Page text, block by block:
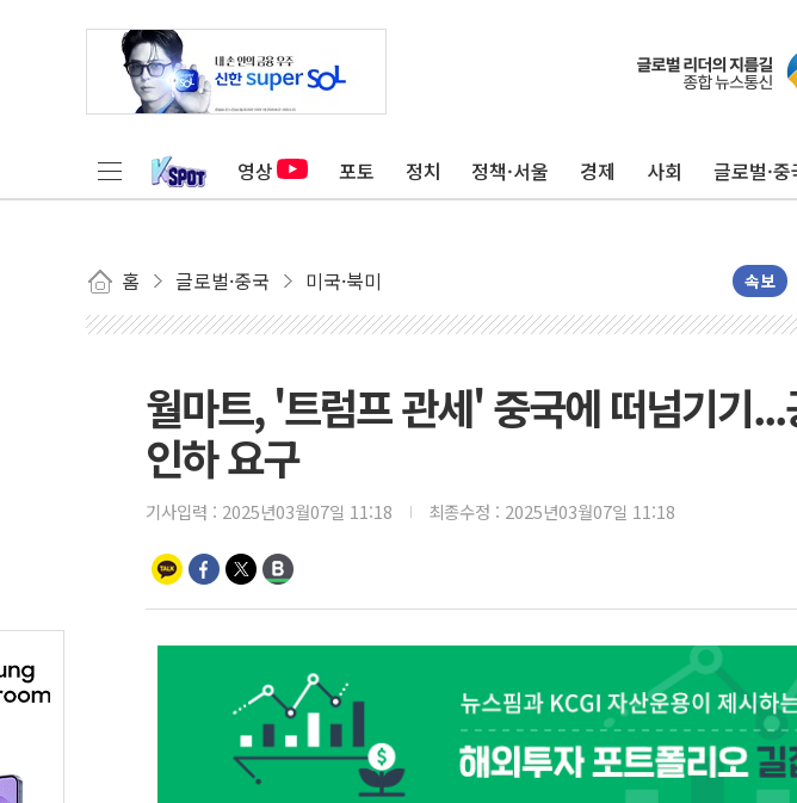
영상 포토 정치 정책·서울 경제 사회 글로벌·중
홈 글로벌·중국 미국·북미 속보
월마트, '트럼프 관세' 중국에 떠넘기기
인하 요구
기사입력 : 2025년03월07일 11:18 최종수정 : 2025년03월07일 11:18